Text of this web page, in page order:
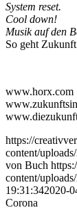
System reset.
Cool down!
Musik auf den
So geht
www.horx.com
https://
content/
von Buch
content/
19:31:342020-
Corona